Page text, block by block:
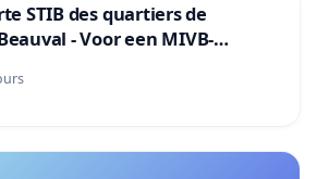
STIB des quartiers de
- Voor een MIVB-
wijken Strombeek en Het